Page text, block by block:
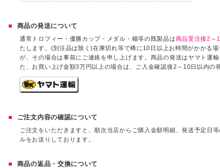
商品の発送について
通常トロフィー・優勝カップ・メダル・楯等の既製品は商品受注後2～
たします。(別注品は除く)在庫切れ等で稀に10日以上お時間がかかる
が、その場合は事前にご連絡を申し上げます。商品の発送はヤマト運
た、お買い上げ金額3万円以上の場合は、ご入金確認後2～10日以内の
ご注文内容の確認について
ご注文をいただきますと、順次当店からご購入金額明細、発送予定日
ルをお送りしております。
商品の返品・交換について